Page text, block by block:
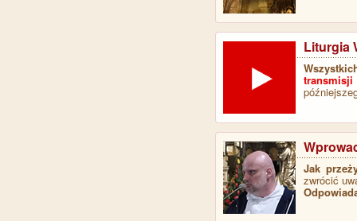
Liturgia
transmisji
Jak
zwrócić